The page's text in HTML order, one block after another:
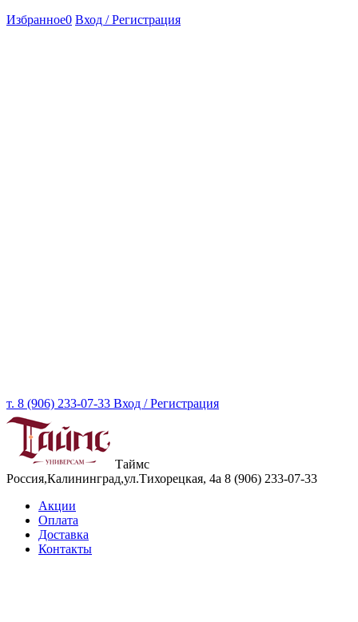
Избранное0 Вход / Регистрация
т. 8 (906) 233-07-33 Вход / Регистрация
Таймс
Россия,Калининград,ул.Тихорецкая, 4а 8 (906) 233-07-33
Акции
Оплата
Доставка
Контакты